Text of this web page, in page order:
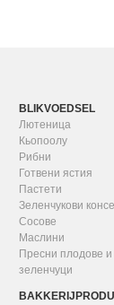
BLIKVOEDSEL
Лютеница
Кьопоолу
Рибни
Готвени ястия
Пастети
Зеленчукови
Сосове
Маслини
Пресни плодове и
зеленчуци